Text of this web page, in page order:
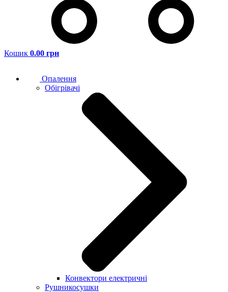
Кошик 0.00 грн
Опалення
Обігрівачі
Конвектори електричні
Рушникосушки